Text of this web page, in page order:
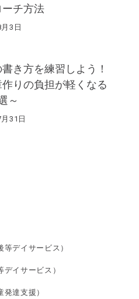
ーチ方法
3日
き方を練習しよう！
作りの負担が軽くなる
～
31日
デイサービス）
イサービス）
達支援）